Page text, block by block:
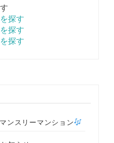
探す
探す
探す
ンスリーマンション